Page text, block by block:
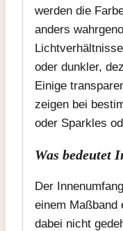
werden die
anders
oder dunkler,
Einige
zeigen bei
oder Sparkles
Was bedeutet
Der
einem Maßband
dabei nicht